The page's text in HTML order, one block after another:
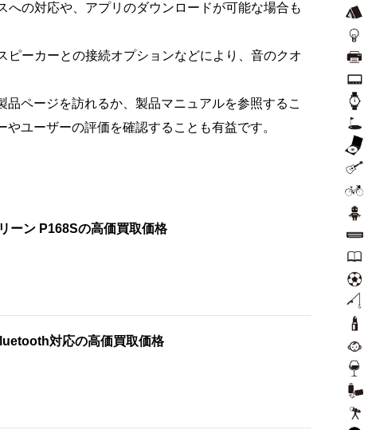
への対応や、アプリのダウンロードが可能な場合も
ピーカーとの接続オプションなどにより、音のクオ
ページを訪れるか、製品マニュアルを参照するこ
ユーザーの評価を確認することも有益です。
ーン P168Sの高価買取価格
対応の高価買取価格